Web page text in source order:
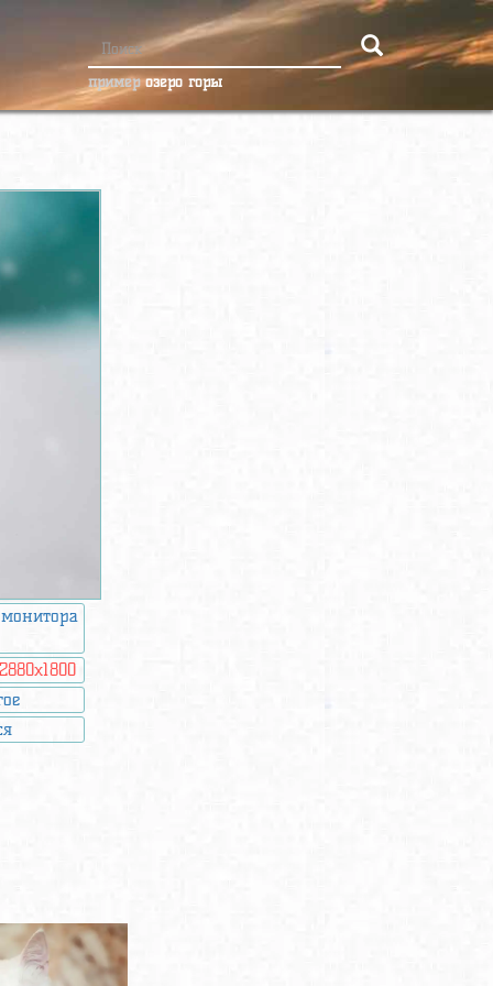
примерозеро горы
2880x1800